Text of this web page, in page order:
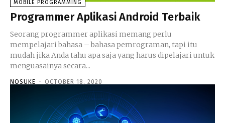
MOBILE PROGRAMMING
Programmer Aplikasi Android Terbaik
Seorang programmer aplikasi memang perlu
mempelajari bahasa – bahasa pemrograman, tapi itu
mudah jika Anda tahu apa saja yang harus dipelajari untuk
menguasainya secara...
NOSUKE - OCTOBER 18, 2020